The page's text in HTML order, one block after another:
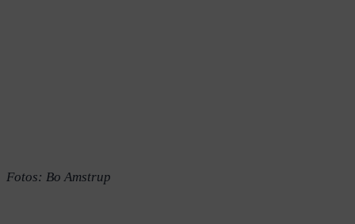
Fotos: Bo Amstrup